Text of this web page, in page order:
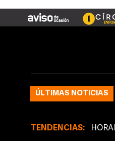
ÚLTIMAS NOTICIAS
TENDENCIAS: